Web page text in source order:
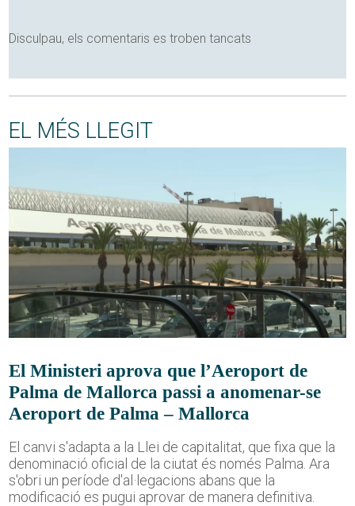
Disculpau, els comentaris es troben tancats
EL MÉS LLEGIT
El Ministeri aprova que l’Aeroport de
Palma de Mallorca passi a anomenar-se
Aeroport de Palma – Mallorca
El canvi s'adapta a la Llei de capitalitat, que fixa que la
denominació oficial de la ciutat és només Palma. Ara
s'obri un període d'al·legacions abans que la
modificació es pugui aprovar de manera definitiva.